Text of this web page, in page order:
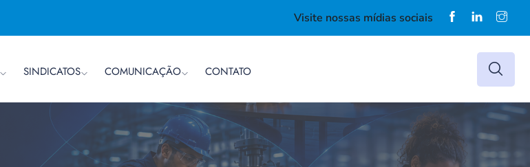
Visite nossas mídias sociais
SINDICATOS COMUNICAÇÃO CONTATO